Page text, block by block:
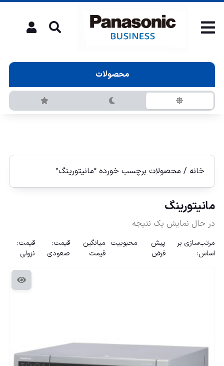
محصولات
خانه / محصولات برچسب خورده “مانیتورینگ”
مانیتورینگ
در حال نمایش یک نتیجه
مرتب‌سازی بر
اساس:
پیش
فرض
محبوبیت میانگین
قیمت
قیمت:
صعودی
قیمت:
نزولی